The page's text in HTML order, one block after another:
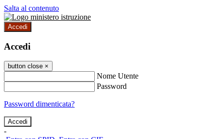
Salta al contenuto
Accedi
Accedi
button close ×
Nome Utente
Password
Password dimenticata?
-